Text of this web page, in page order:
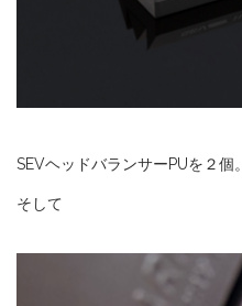
SEVヘッドバランサーPUを２個。
そして